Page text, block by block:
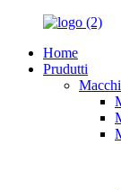
Home
Prudutti